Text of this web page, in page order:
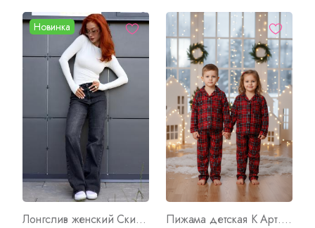
Новинка
Лонгслив женский Скимс А Арт. 10569 Пижама детская К Арт. 9088